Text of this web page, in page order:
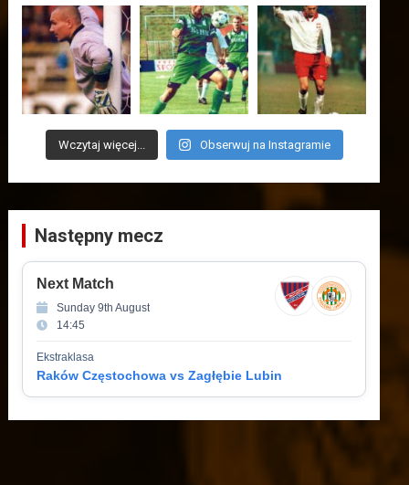
Wczytaj więcej... Obserwuj na Instagramie
Następny mecz
Next Match
Sunday 9th August
14:45
Ekstraklasa
Raków Częstochowa vs Zagłębie Lubin